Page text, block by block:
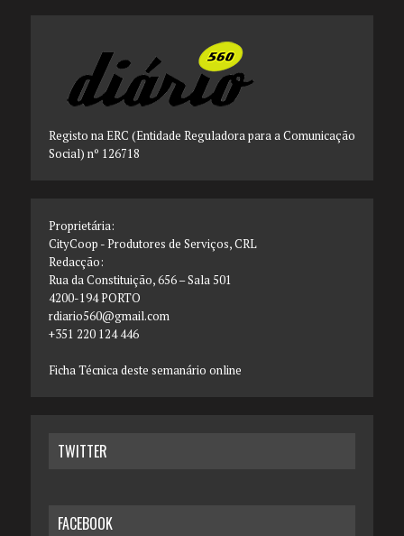
Registo na ERC (Entidade Reguladora para a Comunicação
Social) nº 126718
Proprietária:
CityCoop - Produtores de Serviços, CRL
Redacção:
Rua da Constituição, 656 – Sala 501
4200-194 PORTO
rdiario560@gmail.com
+351 220 124 446
Ficha Técnica deste semanário online
TWITTER
FACEBOOK